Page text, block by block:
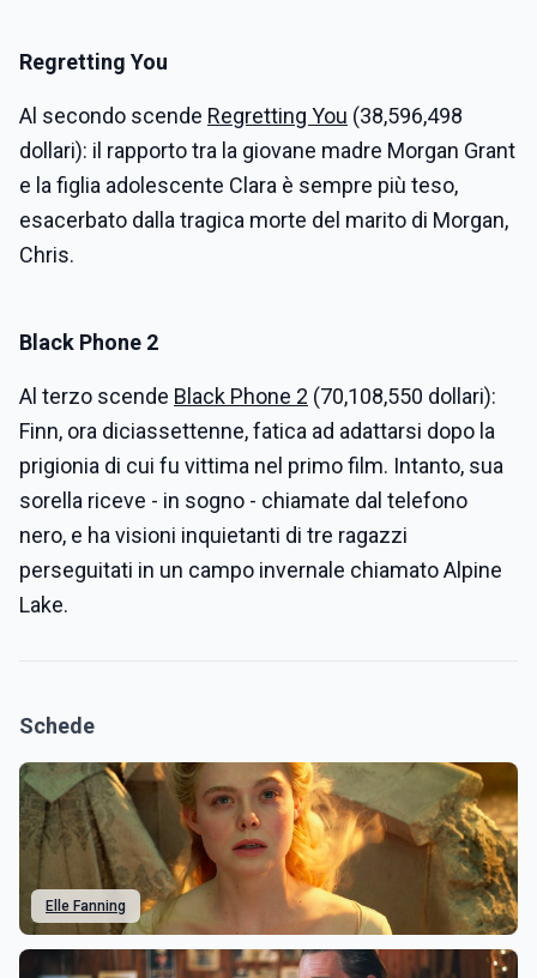
Regretting You
Al secondo scende Regretting You (38,596,498
dollari): il rapporto tra la giovane madre Morgan Grant
e la figlia adolescente Clara è sempre più teso,
esacerbato dalla tragica morte del marito di Morgan,
Chris.
Black Phone 2
Al terzo scende Black Phone 2 (70,108,550 dollari):
Finn, ora diciassettenne, fatica ad adattarsi dopo la
prigionia di cui fu vittima nel primo film. Intanto, sua
sorella riceve - in sogno - chiamate dal telefono
nero, e ha visioni inquietanti di tre ragazzi
perseguitati in un campo invernale chiamato Alpine
Lake.
Schede
Elle Fanning